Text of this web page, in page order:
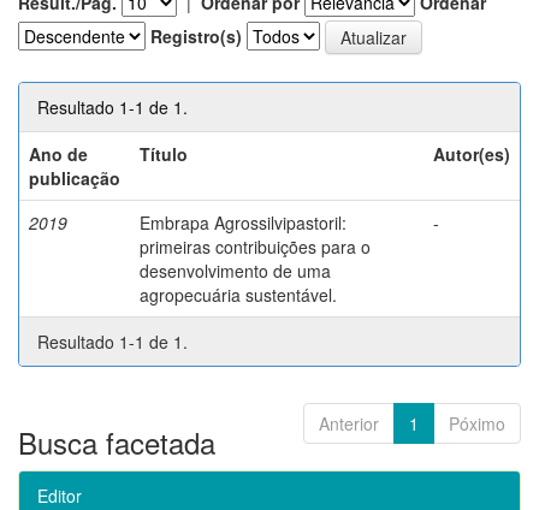
Registro(s)
Resultado 1-1 de 1.
Ano de
publicação
Título Autor(es)
2019
Embrapa Agrossilvipastoril:
primeiras contribuições para o
desenvolvimento de uma
agropecuária sustentável.
-
Resultado 1-1 de 1.
Anterior 1 Póximo
Busca facetada
Editor